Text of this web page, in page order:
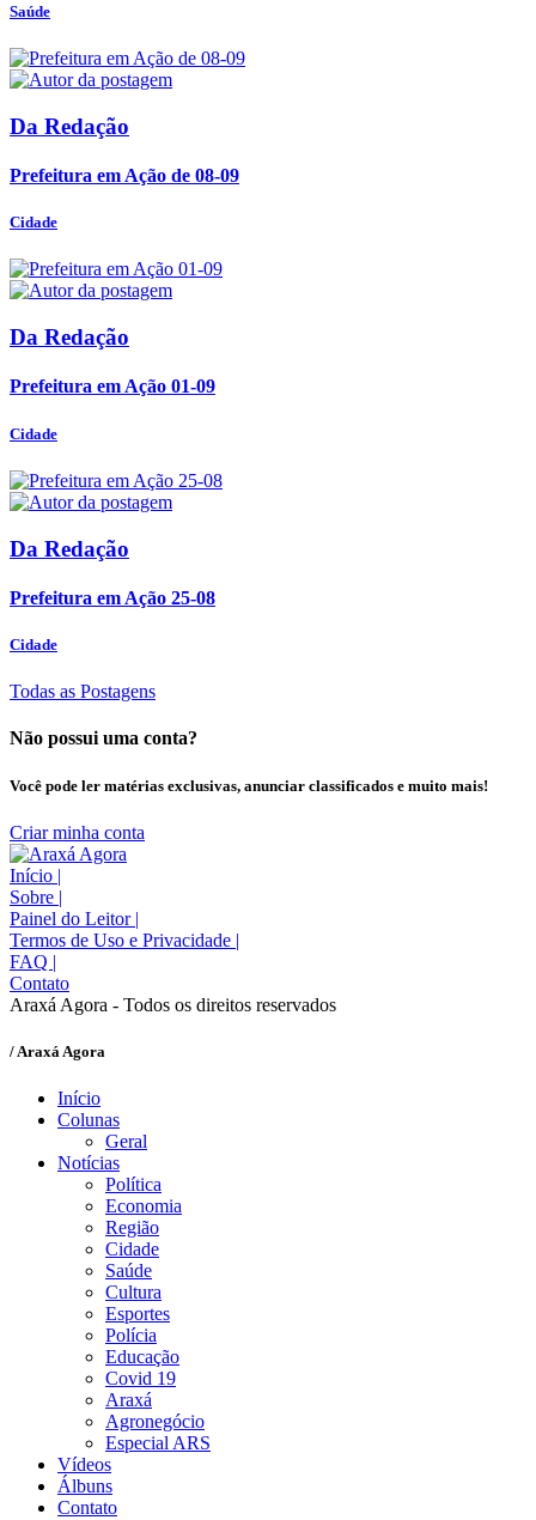
Saúde
Da Redação
Prefeitura em Ação de 08-09
Cidade
Da Redação
Prefeitura em Ação 01-09
Cidade
Da Redação
Prefeitura em Ação 25-08
Cidade
Todas as Postagens
Não possui uma conta?
Você pode ler matérias exclusivas, anunciar classificados e muito mais!
Criar minha conta
Início |
Sobre |
Painel do Leitor |
Termos de Uso e Privacidade |
FAQ |
Contato
Araxá Agora - Todos os direitos reservados
/ Araxá Agora
Início
Colunas
Geral
Notícias
Política
Economia
Região
Cidade
Saúde
Cultura
Esportes
Polícia
Educação
Covid 19
Araxá
Agronegócio
Especial ARS
Vídeos
Álbuns
Contato